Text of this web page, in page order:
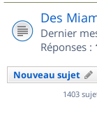
Des
Dernier
Réponses :
Nouveau sujet
1403